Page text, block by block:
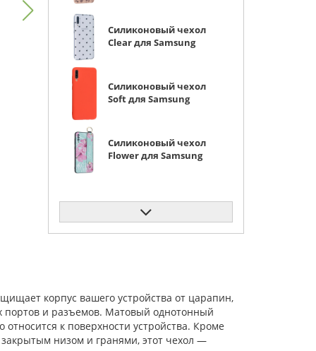
Силиконовый чехол
Clear для Samsung
Силиконовый чехол
Soft для Samsung
Силиконовый чехол
Flower для Samsung
Силиконовый чехол
Volume для Samsung
Galaxy A70 мокко
лиловый
Силиконовый чехол
Style для Samsung
Galaxy A70 розово-
корпус вашего устройства от царапин,
портов и разъемов. Матовый однотонный
к поверхности устройства. Кроме
низом и гранями, этот чехол —